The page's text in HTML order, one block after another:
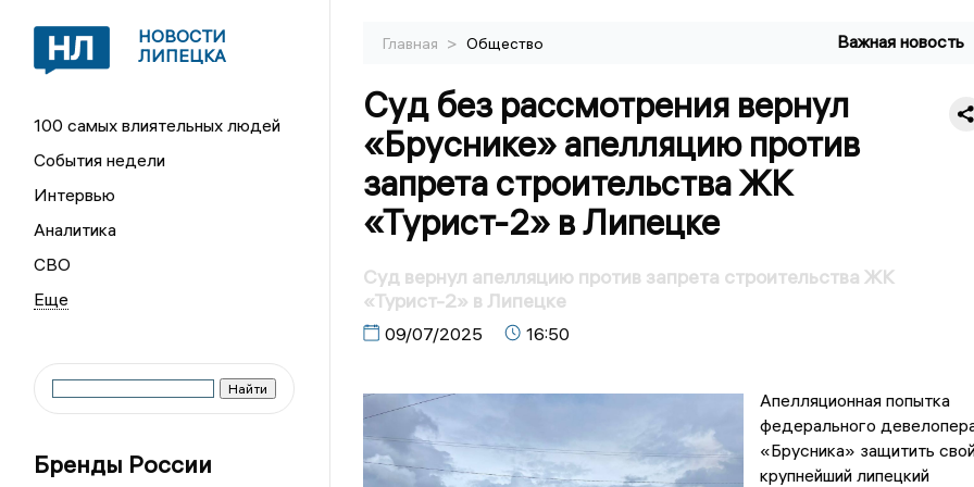
НОВОСТИ
ЛИПЕЦКА
100 самых влиятельных людей
События недели
Интервью
Аналитика
СВО
Бренды России
Главная > Общество Важная новость
Суд без рассмотрения вернул
«Бруснике» апелляцию против
запрета строительства ЖК
«Турист-2» в Липецке
Суд вернул апелляцию против запрета строительства ЖК
«Турист-2» в Липецке
09/07/2025 16:50
Апелляционная попытка
федерального
«Брусника» защитить
крупнейший липецкий